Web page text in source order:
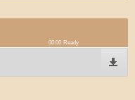
00:00 Ready